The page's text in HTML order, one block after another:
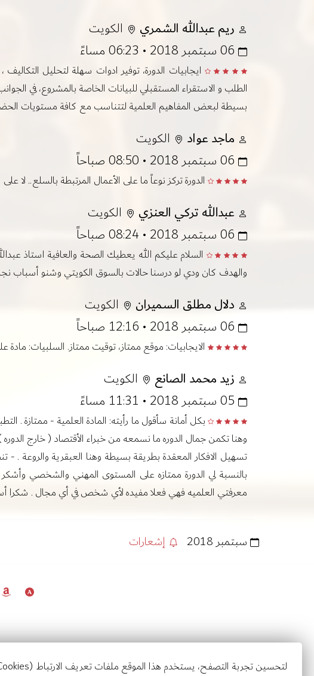
لتحسين تجربة التصفح، يستخدم هذا الموقع ملفات تعريف الارتباط (Cookies) الخاصة بالتحليلات وعرض الوسائط. يمكنك اختيار ما إذا كنت ترغب بالسماح باستخدامها.
ريم عبدالله الشمري
الكويت
ايجابيات الدورة، توفير ادوات سهلة لتحليل
الطلب و الاستقراء المستقبلي للبيانات الخاصة بالمشروع، في
بسيطة لبعض المفاهيم العلمية لتتناسب مع كافة مستويات
ماجد عواد
الكويت
الدورة تركز نوعاً ما على الأعمال المرتبطة بالسلع.. لا
عبدالله تركي العنزي
الكويت
السلام عليكم الله يعطيك الصحة والعافية استاذ
والهدف كان ودي لو درسنا حالات بالسوق الكويتي وشنو أسباب
دلال مطلق السميران
الكويت
الايجابيات: موقع ممتاز، توقيت ممتاز. السلبيات:
زيد محمد الصانع
الكويت
بكل أمانة سأقول ما رأيته: المادة العلمية - ممتازة .
وهنا تكمن جمال الدوره ما نسمعه من خبراء الأقتصاد ( خارج
تسهيل الافكار المعقدة بطريقة بسيطة وهنا العبقرية والروعة . -
بالنسبة لي الدورة ممتازه على المستوى المهني والشخصي وأشكر
معرفتي العلميه فهي فعلا مفيده لأي شخص في أي مجال . شكرا
سبتمبر 2018 إشعارات